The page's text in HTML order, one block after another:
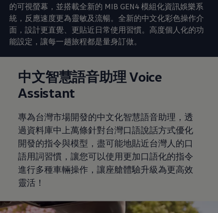
的可視螢幕，並搭載全新的 MIB GEN4 模組化資訊娛樂系
統，反應速度更為靈敏及流暢。全新的中文化彩色操作介
面，設計更直覺、更貼近日常使用習慣。高度個人化的功
能設定，讓每一趟旅程都是量身訂做。
中文智慧語音助理 Voice
Assistant
專為台灣市場開發的中文化智慧語音助理，透
過資料庫中上萬條針對台灣口語說話方式優化
開發的指令與模型，盡可能地貼近台灣人的口
語用詞習慣，讓您可以使用更加口語化的指令
進行多種車輛操作，讓座艙體驗升級為更高效
靈活！